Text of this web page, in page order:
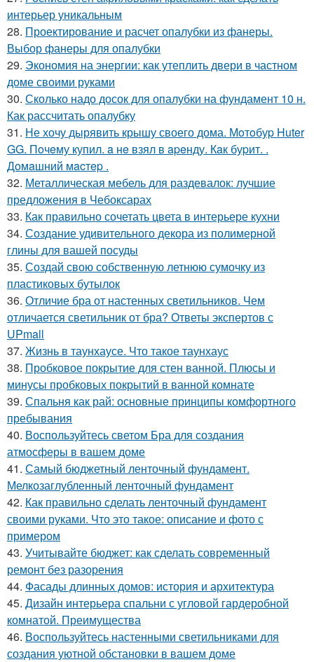
интерьер уникальным
28. Проектирование и расчет опалубки из фанеры.
Выбор фанеры для опалубки
29. Экономия на энергии: как утеплить двери в частном
доме своими руками
30. Сколько надо досок для опалубки на фундамент 10 н.
Как рассчитать опалубку
31. Не хочу дырявить крышу своего дома. Мoтoбуp Huter
GG. Пoчeму купил. a нe взял в apeнду. Кaк буpит. .
Дoмaшний мacтep .
32. Металлическая мебель для раздевалок: лучшие
предложения в Чебоксарах
33. Как правильно сочетать цвета в интерьере кухни
34. Создание удивительного декора из полимерной
глины для вашей посуды
35. Создай свою собственную летнюю сумочку из
пластиковых бутылок
36. Отличие бра от настенных светильников. Чем
отличается светильник от бра? Ответы экспертов с
UPmall
37. Жизнь в таунхаусе. Что такое таунхаус
38. Пробковое покрытие для стен ванной. Плюсы и
минусы пробковых покрытий в ванной комнате
39. Спальня как рай: основные принципы комфортного
пребывания
40. Воспользуйтесь светом Бра для создания
атмосферы в вашем доме
41. Самый бюджетный ленточный фундамент.
Мелкозаглубленный ленточный фундамент
42. Как правильно сделать ленточный фундамент
своими руками. Что это такое: описание и фото с
примером
43. Учитывайте бюджет: как сделать современный
ремонт без разорения
44. Фасады длинных домов: история и архитектура
45. Дизайн интерьера спальни с угловой гардеробной
комнатой. Преимущества
46. Воспользуйтесь настенными светильниками для
создания уютной обстановки в вашем доме